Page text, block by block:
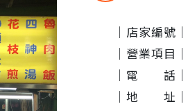
｜店家編號｜
｜營業項目｜
｜電 話｜
｜地 址｜